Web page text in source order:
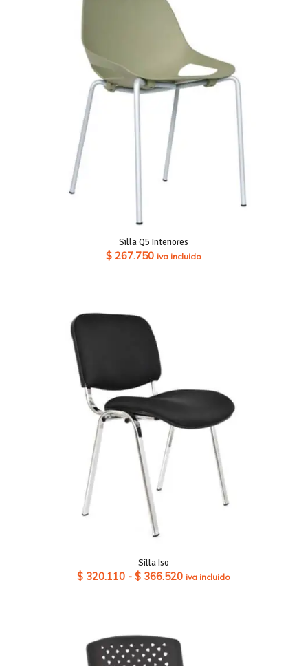
$ 492.660
Silla Q5 Interiores
$ 267.750 iva incluido
Silla Iso
$ 320.110 - $ 366.520Rango
hasta
iva incluido